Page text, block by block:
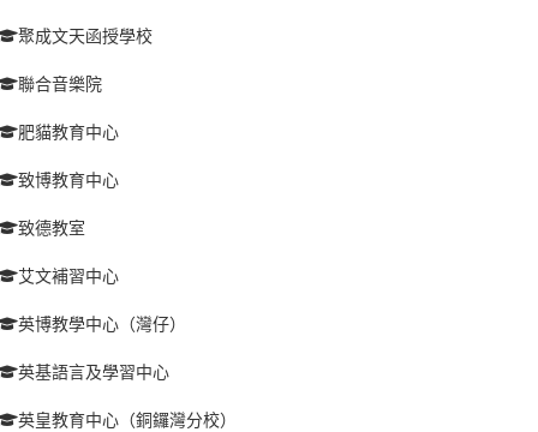
聚成文天函授學校
聯合音樂院
肥貓教育中心
致博教育中心
致德教室
艾文補習中心
英博教學中心（灣仔）
英基語言及學習中心
英皇教育中心（銅鑼灣分校）